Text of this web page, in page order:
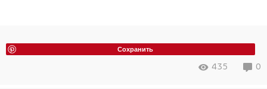
Сохранить
435 0